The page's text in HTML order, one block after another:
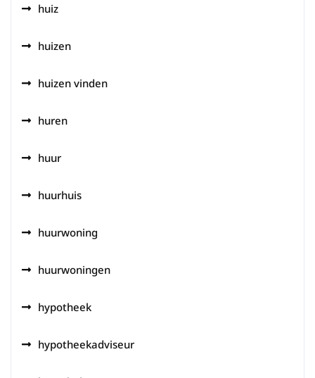
huiz
huizen
huizen vinden
huren
huur
huurhuis
huurwoning
huurwoningen
hypotheek
hypotheekadviseur